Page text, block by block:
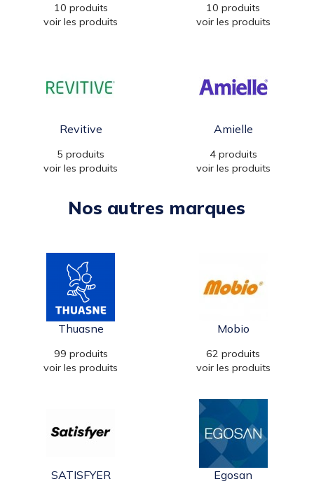
10 produits
voir les produits
10 produits
voir les produits
Revitive
5 produits
voir les produits
Amielle
4 produits
voir les produits
Nos autres marques
Thuasne
99 produits
voir les produits
Mobio
62 produits
voir les produits
SATISFYER Egosan